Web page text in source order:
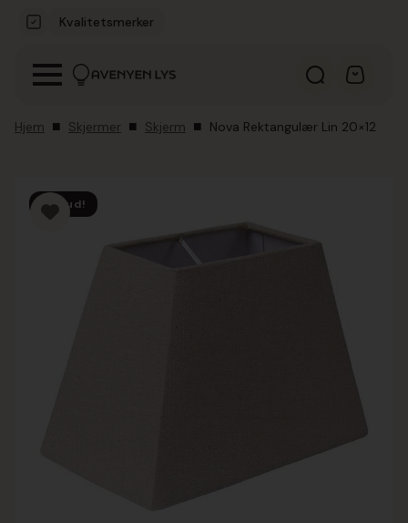
Kvalitetsmerker
Hjem Skjermer Skjerm Nova Rektangulær Lin 20×12
Tilbud!